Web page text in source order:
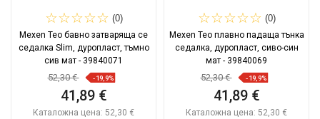
(0)
Mexen Teo бавно затваряща се
седалка Slim, дуропласт, тъмно
сив мат - 39840071
52,30 € -19,9%
41,89 €
Каталожна цена: 52,30 €
(0)
Mexen Teo плавно падаща тънка
седалка, дуропласт, сиво-син
мат - 39840069
52,30 € -19,9%
41,89 €
Каталожна цена: 52,30 €